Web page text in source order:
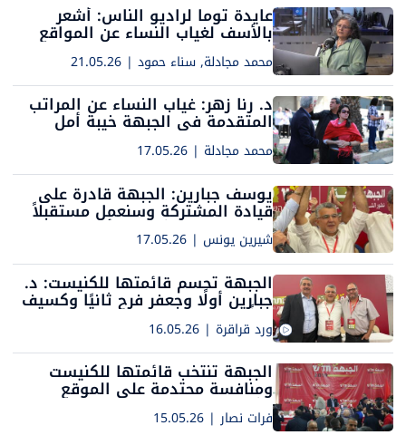
عايدة توما لراديو الناس: أشعر
بالأسف لغياب النساء عن المواقع
المضمونة في قائمة الجبهة
محمد مجادلة, سناء حمود |
21.05.26
د. رنا زهر: غياب النساء عن المراتب
المتقدمة في الجبهة خيبة أمل
محمد مجادلة |
17.05.26
يوسف جبارين: الجبهة قادرة على
قيادة المشتركة وسنعمل مستقبلاً
على تحصين تمثيل المرأة في
المراتب الأولى
شيرين يونس |
17.05.26
الجبهة تحسم قائمتها للكنيست: د.
جبارين أولًا وجعفر فرح ثانيًا وكسيف
ثالثًا
ورد قراقرة |
16.05.26
الجبهة تنتخب قائمتها للكنيست
ومنافسة محتدمة على الموقع
الثاني
فرات نصار |
15.05.26